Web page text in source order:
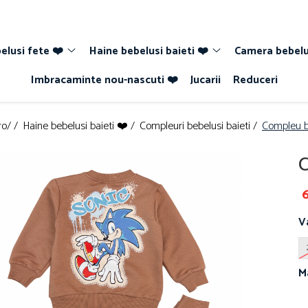
fete ❤️ Haine bebelusi baieti ❤️
Camera
Imbracaminte nou-nascuti ❤️
Jucarii Reduceri
/ Haine bebelusi baieti ❤️ / Compleuri bebelusi baieti / Compleu